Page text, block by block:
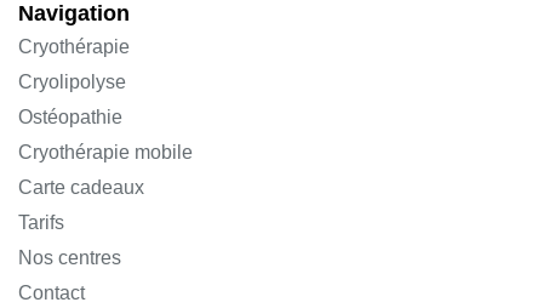
Navigation
Cryothérapie
Cryolipolyse
Ostéopathie
Cryothérapie mobile
Carte cadeaux
Tarifs
Nos centres
Contact